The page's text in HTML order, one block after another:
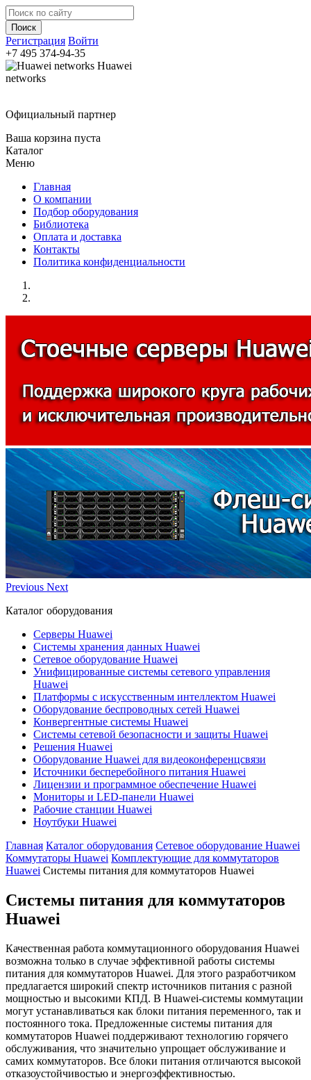
Регистрация Войти
+7 495 374-94-35
Huawei
networks
Официальный партнер
Ваша корзина пуста
Каталог
Меню
Главная
О компании
Подбор оборудования
Библиотека
Оплата и доставка
Контакты
Политика конфиденциальности
Previous Next
Каталог оборудования
Серверы Huawei
Системы хранения данных Huawei
Сетевое оборудование Huawei
Унифицированные системы сетевого управления
Huawei
Платформы с искусственным интеллектом Huawei
Оборудование беспроводных сетей Huawei
Конвергентные системы Huawei
Системы сетевой безопасности и защиты Huawei
Решения Huawei
Оборудование Huawei для видеоконференцсвязи
Источники бесперебойного питания Huawei
Лицензии и программное обеспечение Huawei
Мониторы и LED-панели Huawei
Рабочие станции Huawei
Ноутбуки Huawei
Главная Каталог оборудования Сетевое оборудование Huawei
Коммутаторы Huawei Комплектующие для коммутаторов
Huawei Системы питания для коммутаторов Huawei
Системы питания для коммутаторов
Huawei
Качественная работа коммутационного оборудования Huawei
возможна только в случае эффективной работы системы
питания для коммутаторов Huawei. Для этого разработчиком
предлагается широкий спектр источников питания с разной
мощностью и высокими КПД. В Huawei-системы коммутации
могут устанавливаться как блоки питания переменного, так и
постоянного тока. Предложенные системы питания для
коммутаторов Huawei поддерживают технологию горячего
обслуживания, что значительно упрощает обслуживание и
самих коммутаторов. Все блоки питания отличаются высокой
отказоустойчивостью и энергоэффективностью.